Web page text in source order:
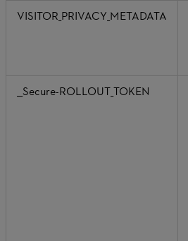
VISITOR_PRIVACY_METADATA
__Secure-ROLLOUT_TOKEN